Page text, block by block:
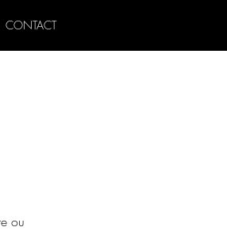
CONTACT
ou